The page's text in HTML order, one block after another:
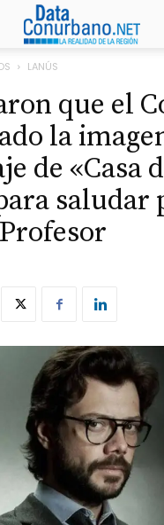
LANÚS
que el
la
de «Casa
saludar